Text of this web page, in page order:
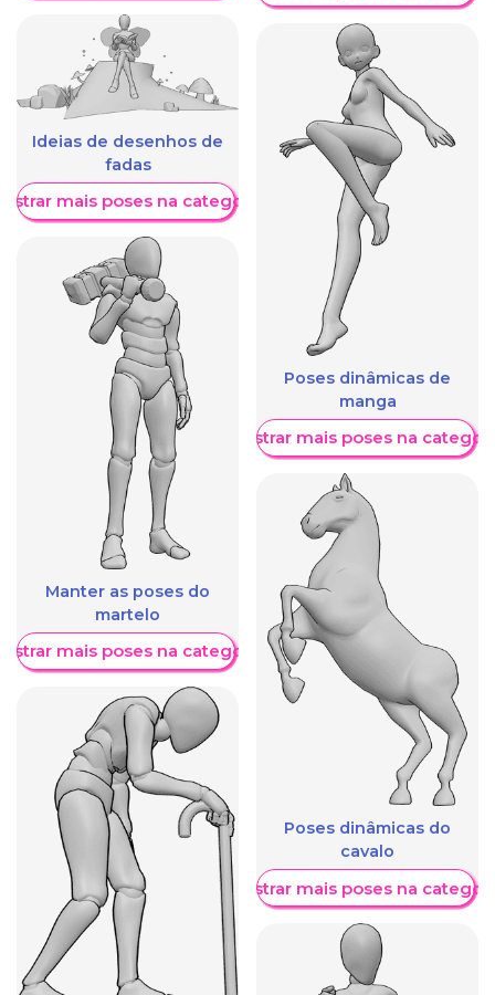
Ideias de desenhos de
fadas
mais poses na categoria
Manter as poses do
martelo
mais poses na categoria
Poses dinâmicas de
manga
Mostrar mais poses na
Poses dinâmicas do
cavalo
Mostrar mais poses na